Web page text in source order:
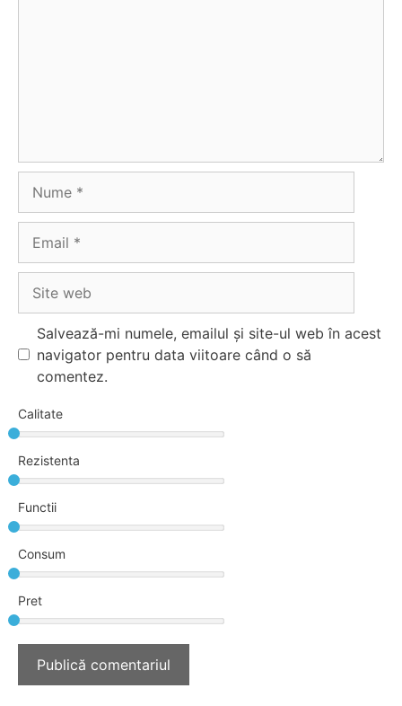
web
Salvează-mi numele, emailul și site-ul web în acest
navigator pentru data viitoare când o să
comentez.
Calitate
Rezistenta
Functii
Consum
Pret